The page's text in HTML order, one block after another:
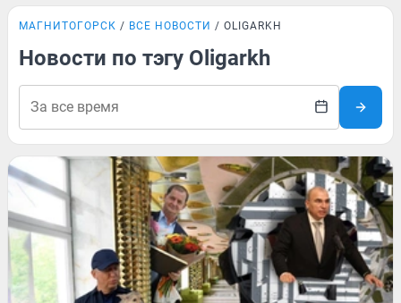
МАГНИТОГОРСК ВСЕ НОВОСТИ OLIGARKH
Новости по тэгу Oligarkh